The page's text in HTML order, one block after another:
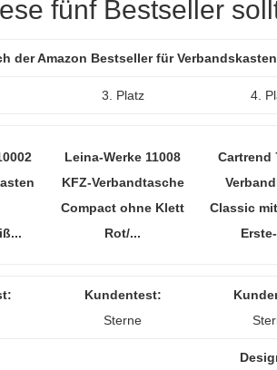
fünf Bestseller
der Amazon Bestseller für
3. Platz 4.
Leina-Werke 11008
KFZ-Verbandtasche
Compact ohne Klett
Rot/...
Cartrend
Classic
Kundentest:
Sterne